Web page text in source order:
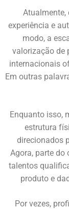
experiência e
modo, a
valorização de
internacionais
Em outras
Enquanto isso,
estrutura
direcionados
Agora, parte do
talentos
produto e
Por vezes,